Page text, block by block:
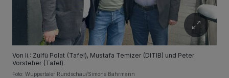
Von li.: Zülfü Polat (Tafel), Mustafa Temizer (DITIB) und Peter
Vorsteher (Tafel).
Foto: Wuppertaler Rundschau/Simone Bahrmann